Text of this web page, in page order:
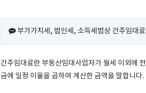
부가가치세, 법인세, 소득세법상 간주임대
간주임대료란 부동산임대사업자가 월세 이외에
금에 일정 이율을 곱하여 계산한 금액을 말합니다.